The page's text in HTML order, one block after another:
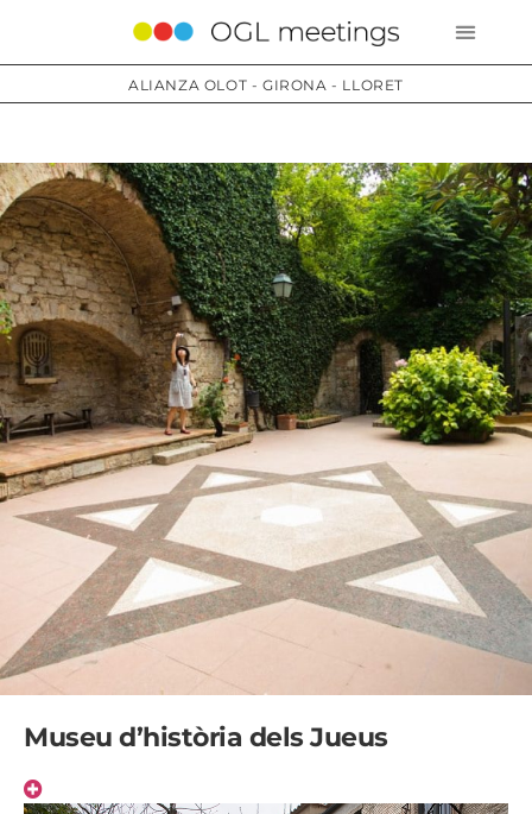
ALIANZA OLOT - GIRONA - LLORET
Museu d’història dels Jueus